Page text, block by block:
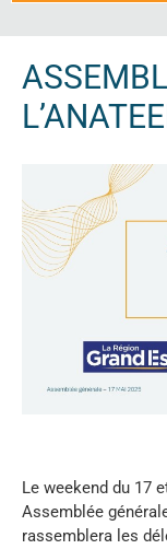
Le weekend du 17
Assemblée
rassemblera les